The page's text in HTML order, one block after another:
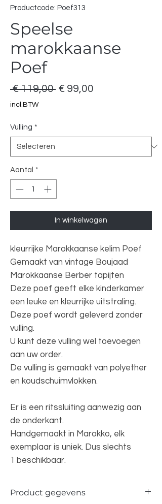
Productcode: Poef313
Speelse
marokkaanse
Poef
€ 119,00 Normale
€ 99,00
incl.BTW
Vulling *
Aantal *
In winkelwagen
kleurrijke Marokkaanse kelim Poef
Gemaakt van vintage Boujaad
Marokkaanse Berber tapijten
Deze poef geeft elke kinderkamer
een leuke en kleurrijke uitstraling.
Deze poef wordt geleverd zonder
vulling.
U kunt deze vulling wel toevoegen
aan uw order.
De vulling is gemaakt van polyether
en koudschuimvlokken.
Er is een ritssluiting aanwezig aan
de onderkant.
Handgemaakt in Marokko, elk
exemplaar is uniek. Dus slechts
1 beschikbaar.
Product gegevens